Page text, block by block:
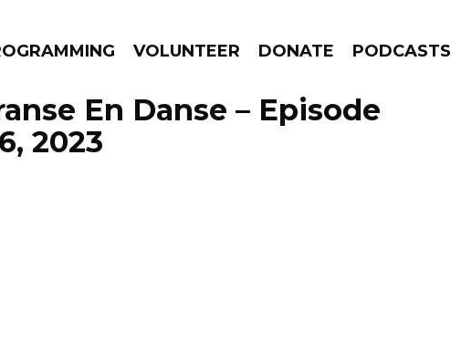
VOLUNTEER DONATE PODCASTS
GO!
En Danse – Episode
2023